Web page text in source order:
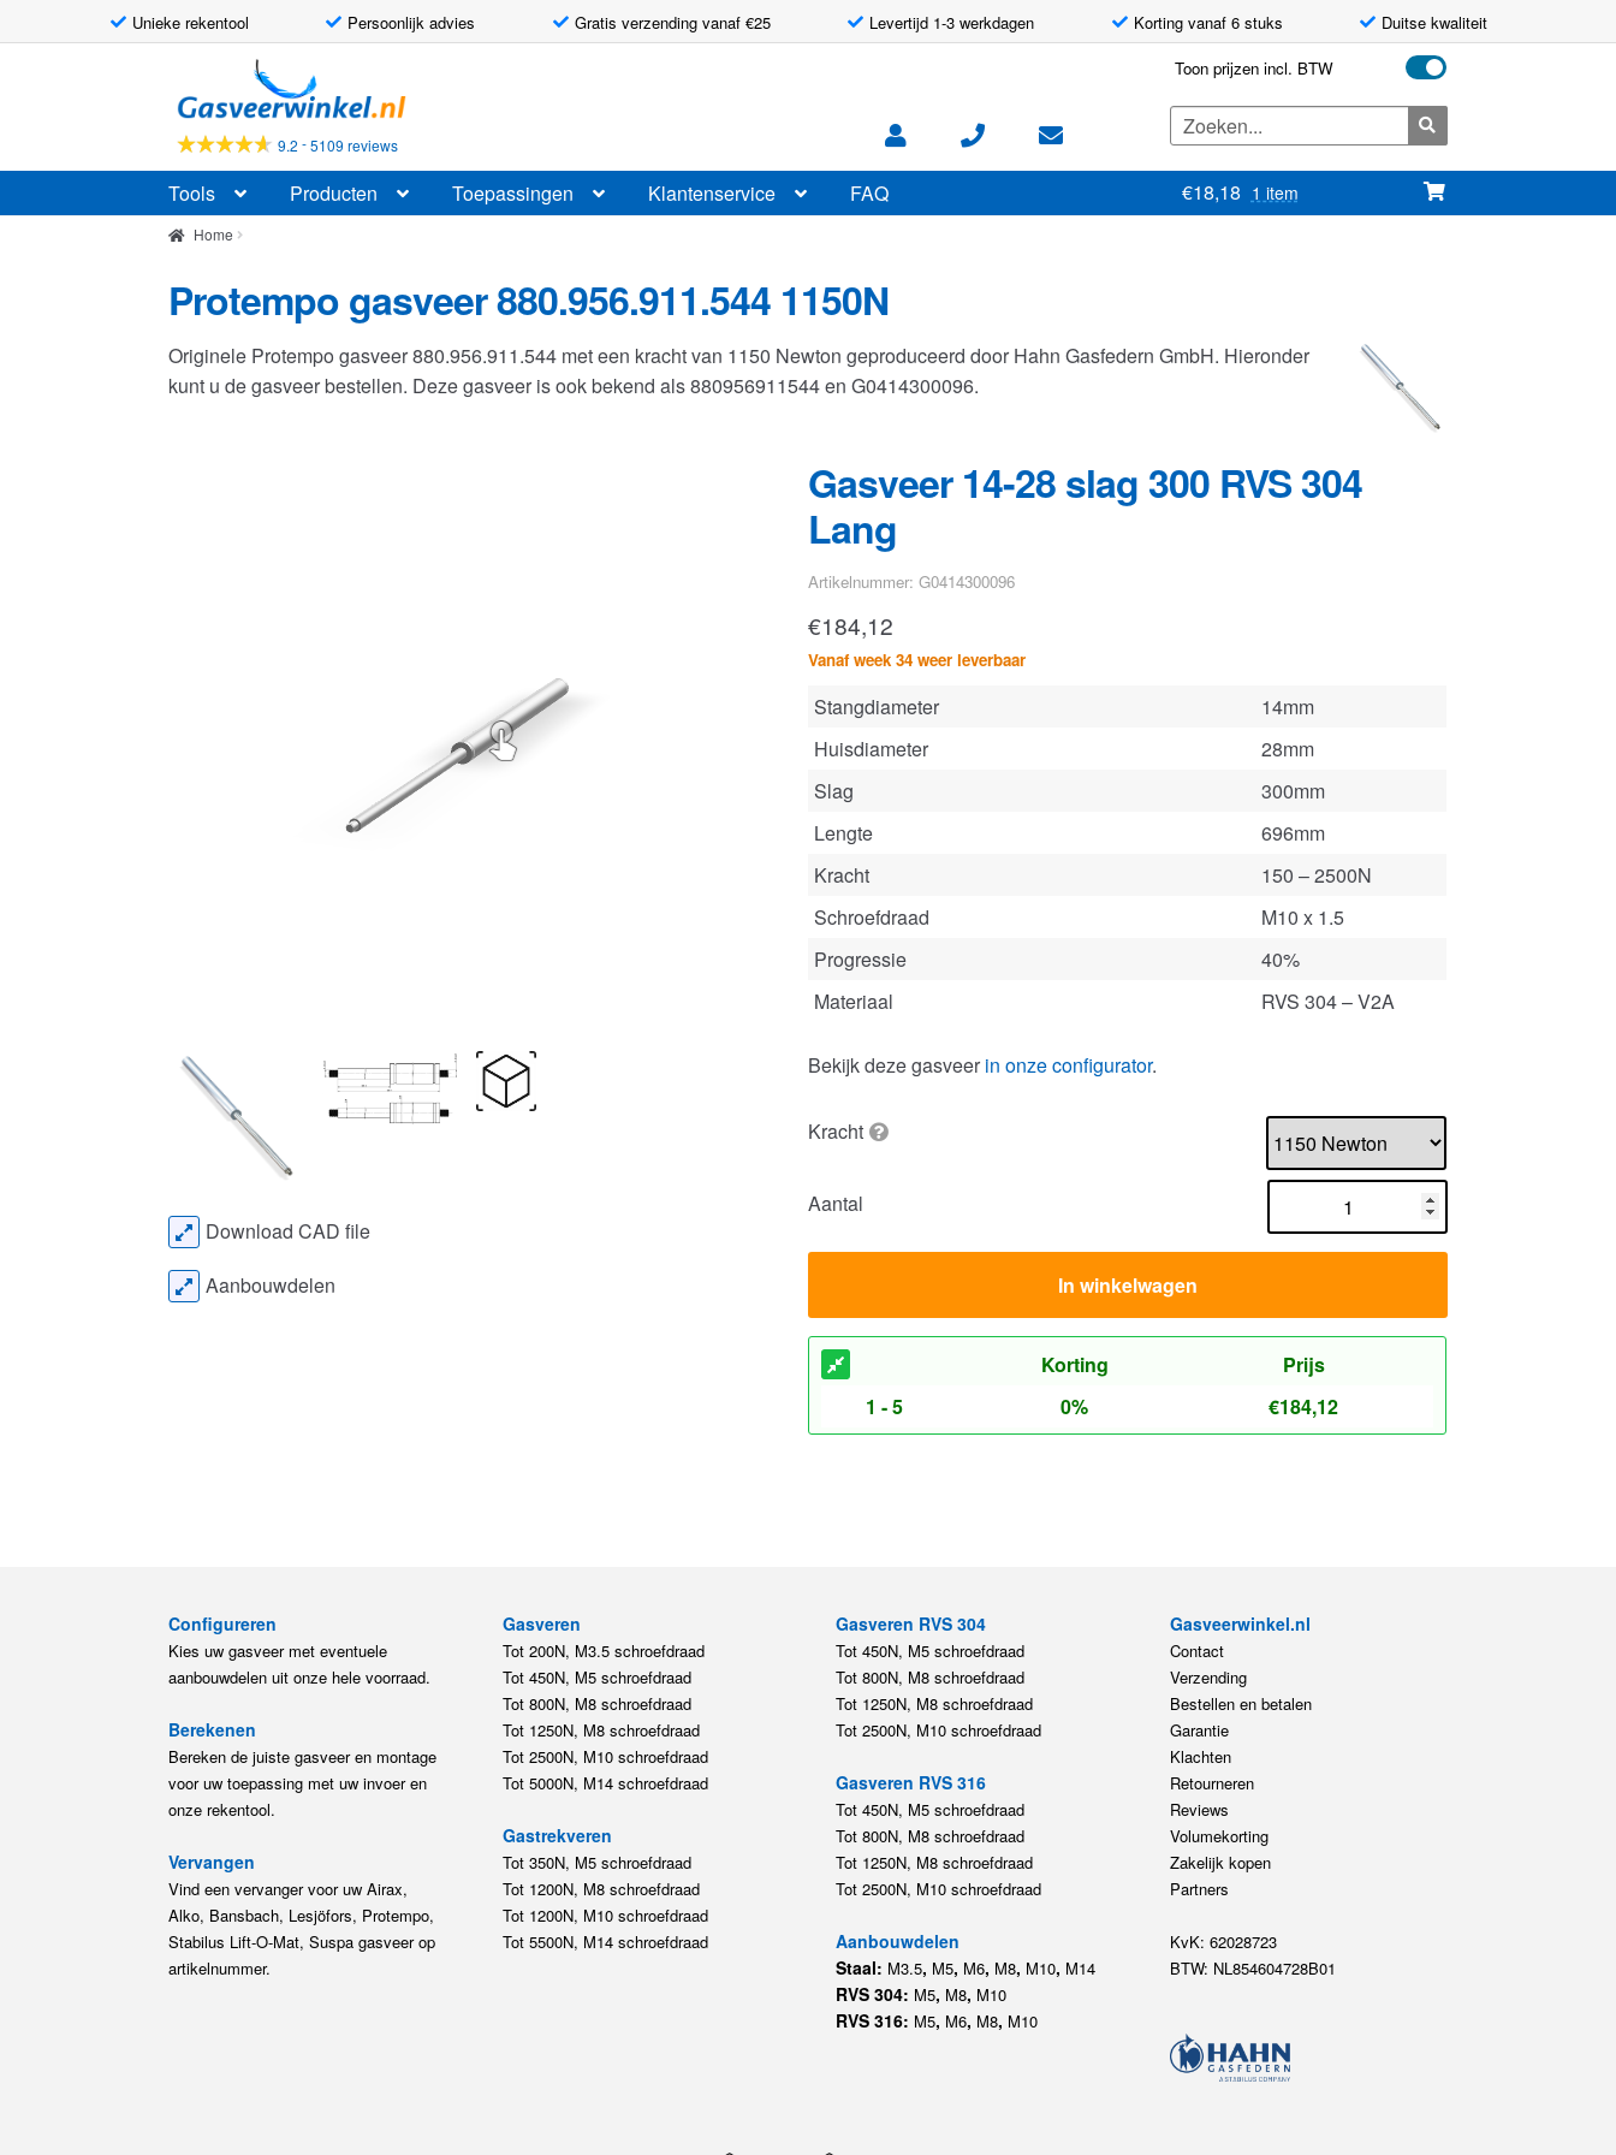
Unieke rekentool Persoonlijk advies Gratis verzending vanaf €25 Levertijd 1-3 werkdagen Korting vanaf 6 stuks Duitse kwaliteit
door
naar
navigatie
naar
de
inhoud
9.2 -5109 reviews
Toon prijzen incl. BTW
Zoeken
naar:
Tools Producten Toepassingen Klantenservice FAQ €18,18 1 item
Home
Protempo gasveer 880.956.911.544 1150N
Originele Protempo gasveer 880.956.911.544 met een kracht van 1150 Newton geproduceerd door Hahn Gasfedern GmbH. Hieronder
kunt u de gasveer bestellen. Deze gasveer is ook bekend als 880956911544 en G0414300096.
Gasveer 14-28 slag 300 RVS 304
Lang
Artikelnummer: G0414300096
€184,12
Vanaf week 34 weer leverbaar
Stangdiameter
14mm
Huisdiameter
28mm
Slag
300mm
Lengte
696mm
Kracht
150 – 2500N
Schroefdraad
M10 x 1.5
Progressie
40%
Materiaal
RVS 304 – V2A
Bekijk deze gasveer in onze configurator.
Kracht
Aantal
In winkelwagen
Korting
Prijs
1 - 5
0% €184,12
Download CAD file
Aanbouwdelen
Configureren
Kies uw gasveer met eventuele
aanbouwdelen uit onze hele voorraad.
Berekenen
Bereken de juiste gasveer en montage
voor uw toepassing met uw invoer en
onze rekentool.
Vervangen
Vind een vervanger voor uw Airax,
Alko, Bansbach, Lesjöfors, Protempo,
Stabilus Lift-O-Mat, Suspa gasveer op
artikelnummer.
Gasveren
Tot 200N, M3.5 schroefdraad
Tot 450N, M5 schroefdraad
Tot 800N, M8 schroefdraad
Tot 1250N, M8 schroefdraad
Tot 2500N, M10 schroefdraad
Tot 5000N, M14 schroefdraad
Gastrekveren
Tot 350N, M5 schroefdraad
Tot 1200N, M8 schroefdraad
Tot 1200N, M10 schroefdraad
Tot 5500N, M14 schroefdraad
Gasveren RVS 304
Tot 450N, M5 schroefdraad
Tot 800N, M8 schroefdraad
Tot 1250N, M8 schroefdraad
Tot 2500N, M10 schroefdraad
Gasveren RVS 316
Tot 450N, M5 schroefdraad
Tot 800N, M8 schroefdraad
Tot 1250N, M8 schroefdraad
Tot 2500N, M10 schroefdraad
Aanbouwdelen
Staal: M3.5, M5, M6, M8, M10, M14
RVS 304: M5, M8, M10
RVS 316: M5, M6, M8, M10
Gasveerwinkel.nl
Contact
Verzending
Bestellen en betalen
Garantie
Klachten
Retourneren
Reviews
Volumekorting
Zakelijk kopen
Partners
KvK: 62028723
BTW: NL854604728B01